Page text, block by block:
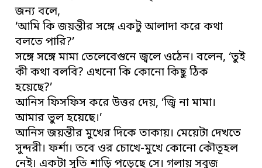
জন্য বলে,
‘আমি কি জয়ন্তীর সঙ্গে একটু আলাদা করে কথা
বলতে পারি?’
সঙ্গে সঙ্গে মামা তেলেবেগুনে জ্বলে ওঠেন। বলেন, ‘তুই
কী কথা বলবি? এখনো কি কোনো কিছু ঠিক
হয়েছে?’
আনিস ফিসফিস করে উত্তর দেয়, ‘জ্বি না মামা।
আমার ভুল হয়েছে।’
আনিস জয়ন্তীর মুখের দিকে তাকায়। মেয়েটা দেখতে
সুন্দরী। ফর্শা। তবে ওর চোখে-মুখে কোনো কৌতূহল
নেই। একটা সুতি শাড়ি পড়েছে সে। গলায় সবুজ